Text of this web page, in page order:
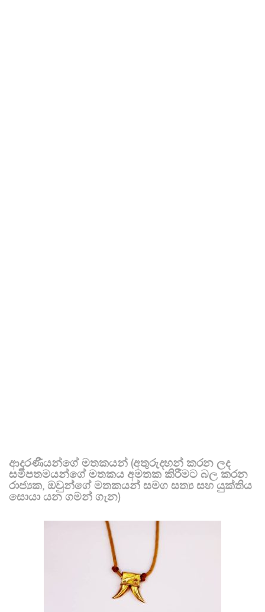
ආදරණීයන්ගේ මතකයන් (අතුරුදහන් කරන ලද
සමීපතමයන්ගේ මතකය අමතක කිරීමට බල කරන
රාජ්‍යක, ඔවුන්ගේ මතකයන් සමග සත්‍ය සහ යුක්තිය
සොයා යන ගමන් ගැන)